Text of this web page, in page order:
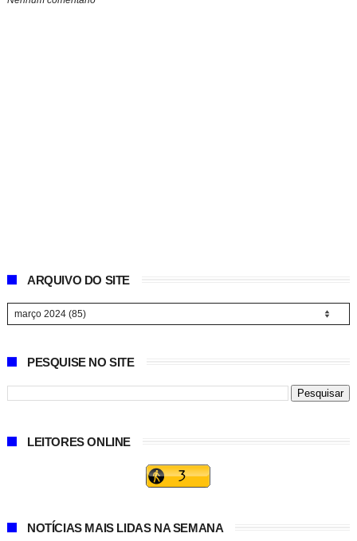
ARQUIVO DO SITE
PESQUISE NO SITE
LEITORES ONLINE
NOTÍCIAS MAIS LIDAS NA SEMANA